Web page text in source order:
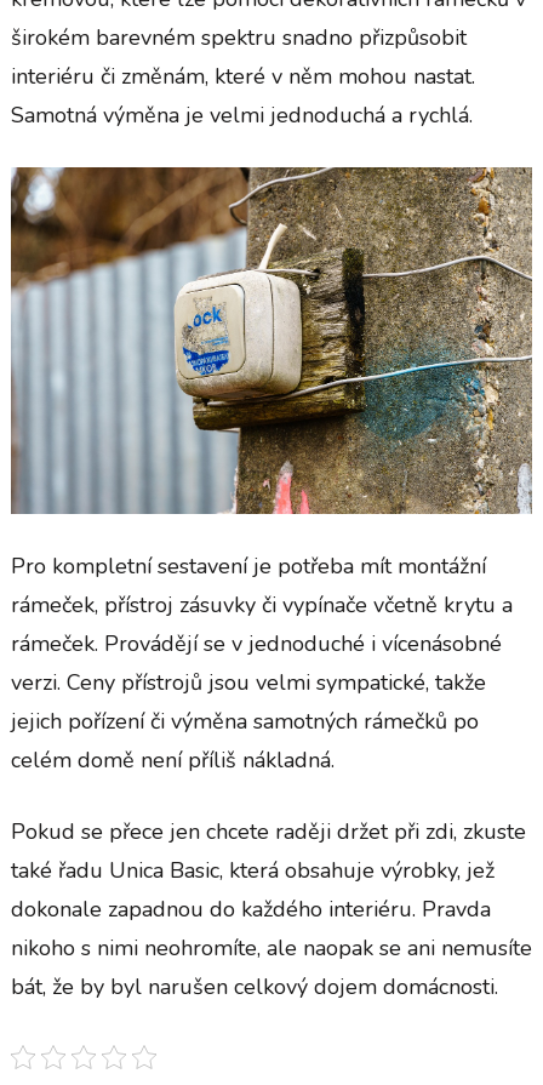
širokém barevném spektru snadno přizpůsobit
interiéru či změnám, které v něm mohou nastat.
Samotná výměna je velmi jednoduchá a rychlá.
Pro kompletní sestavení je potřeba mít montážní
rámeček, přístroj zásuvky či vypínače včetně krytu a
rámeček. Provádějí se v jednoduché i vícenásobné
verzi. Ceny přístrojů jsou velmi sympatické, takže
jejich pořízení či výměna samotných rámečků po
celém domě není příliš nákladná.
Pokud se přece jen chcete raději držet při zdi, zkuste
také řadu Unica Basic, která obsahuje výrobky, jež
dokonale zapadnou do každého interiéru. Pravda
nikoho s nimi neohromíte, ale naopak se ani nemusíte
bát, že by byl narušen celkový dojem domácnosti.